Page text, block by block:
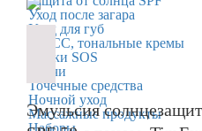
Уход после загара
Уход для губ
BB/CC, тональные кремы
Маски SOS
Патчи
Точечные средства
Ночной уход
Массажные продукты
Наборы
Эмульсия